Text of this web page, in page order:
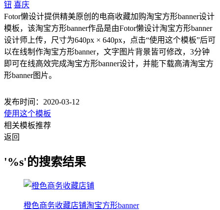
钮 喜庆
Fotor懒设计提供精美原创的电商收藏加购淘宝方形banner设计
模板，该淘宝方形banner作品是由Fotor懒设计淘宝方形banner
设计师上传，尺寸为640px × 640px，点击“使用这个模板”后可
以在线制作淘宝方形banner，文字图片背景皆可修改，3分钟
即可在线高效完成淘宝方形banner设计，并能下载高清淘宝方
形banner图片。
发布时间：2020-03-12
使用这个模板
相关模板推荐
返回
'%s'的搜索结果
橙色商务收藏店铺淘宝方形banner